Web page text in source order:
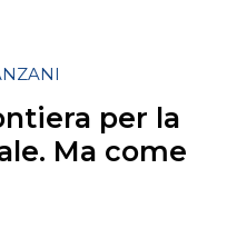
per la
Ma come